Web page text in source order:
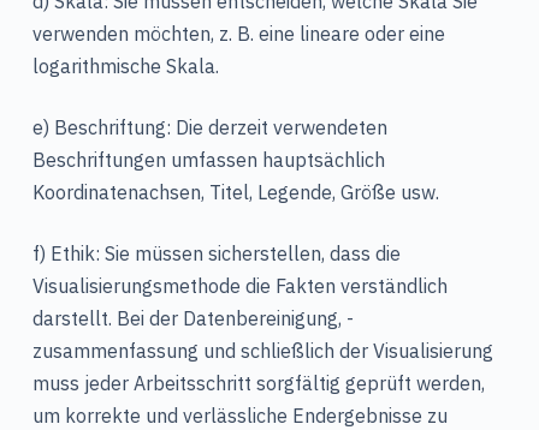
verwenden möchten, z. B. eine lineare oder eine
logarithmische Skala.
e) Beschriftung: Die derzeit verwendeten
Beschriftungen umfassen hauptsächlich
Koordinatenachsen, Titel, Legende, Größe usw.
f) Ethik: Sie müssen sicherstellen, dass die
Visualisierungsmethode die Fakten verständlich
darstellt. Bei der Datenbereinigung, -
zusammenfassung und schließlich der Visualisierung
muss jeder Arbeitsschritt sorgfältig geprüft werden,
um korrekte und verlässliche Endergebnisse zu